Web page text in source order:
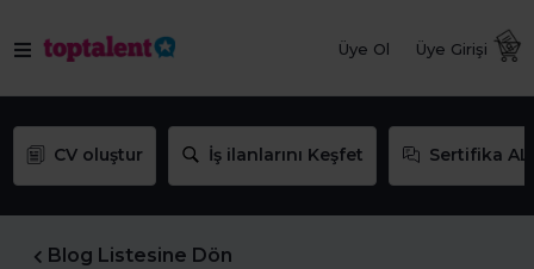
Üye Ol Üye Girişi
CV oluştur İş ilanlarını Keşfet Sertifika AL
Blog Listesine Dön